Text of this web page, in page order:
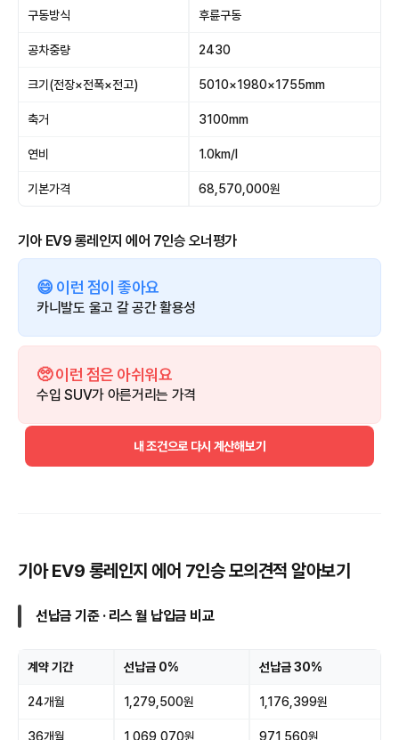
구동방식 후륜구동
공차중량 2430
크기(전장×전폭×전고) 5010×1980×1755mm
축거 3100mm
연비 1.0km/l
기본가격 68,570,000원
기아 EV9 롱레인지 에어 7인승 오너평가
😄 이런 점이 좋아요
카니발도 울고 갈 공간 활용성
🥺 이런 점은 아쉬워요
수입 SUV가 아른거리는 가격
내 조건으로 다시 계산해보기
기아 EV9 롱레인지 에어 7인승 모의견적 알아보기
선납금 기준 · 리스 월 납입금 비교
계약 기간 선납금 0% 선납금 30%
24개월 1,279,500원 1,176,399원
36개월 1,069,070원 971,560원